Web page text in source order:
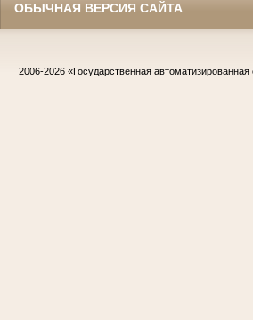
ОБЫЧНАЯ ВЕРСИЯ САЙТА
2006-2026 «Государственная